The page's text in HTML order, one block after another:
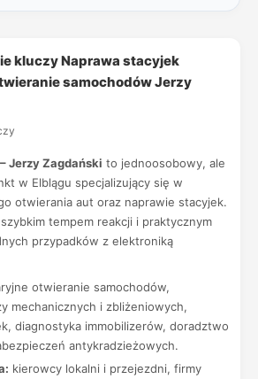
kluczy Naprawa stacyjek
samochodów Jerzy
Jerzy Zagdański to jednoosobowy, ale
w Elblągu specjalizujący się w
otwierania aut oraz naprawie stacyjek.
tempem reakcji i praktycznym
przypadków z elektroniką
otwieranie samochodów,
mechanicznych i zbliżeniowych,
diagnostyka immobilizerów, doradztwo
antykradzieżowych.
kierowcy lokalni i przejezdni, firmy